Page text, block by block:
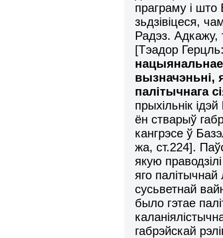
праграму і
зьдзівіцеся,
Радэз. Адкажу,
[Тэадор
вызначэньні,
палітычнага
прыхільнік
ён стварыў
кангрэсе ў
жа, ст.224].
якую
яго палітычнай
сусьветнай
было гэтае
габрэйскай